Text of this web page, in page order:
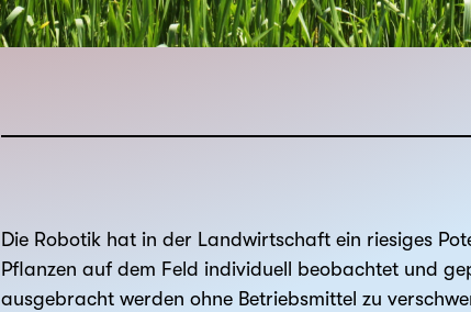
Die Robotik hat in der Landwirtschaft ein riesiges
Pflanzen auf dem Feld individuell beobachtet und
ausgebracht werden ohne Betriebsmittel zu